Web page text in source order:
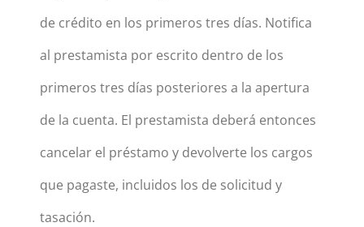
de crédito en los primeros tres días. Notifica
al prestamista por escrito dentro de los
primeros tres días posteriores a la apertura
de la cuenta. El prestamista deberá entonces
cancelar el préstamo y devolverte los cargos
que pagaste, incluidos los de solicitud y
tasación.